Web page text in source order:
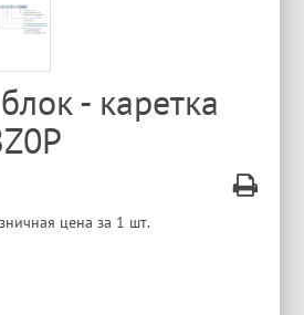
- каретка
цена за 1 шт.